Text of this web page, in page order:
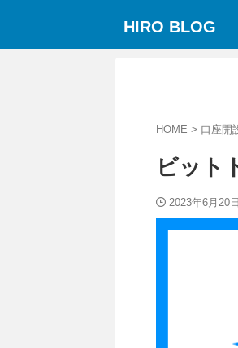
HIRO BLOG
HOME > 口座開
ビット
2023年6月20日